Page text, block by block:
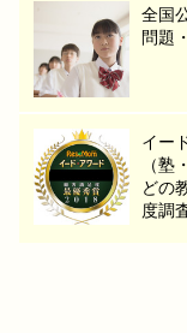
全国
問題
イー
（塾
どの
度調